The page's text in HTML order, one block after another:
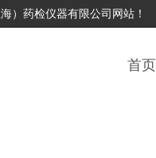
）药检仪器有限公司网站！
首页